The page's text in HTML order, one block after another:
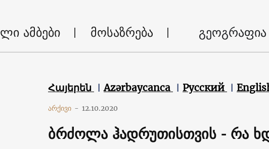
ამბები მოსაზრება გეოგრაფია
Հայերեն Azərbaycanca Русский
არქივი - 12.10.2020
ბრძოლა ჰადრუთისთვის - რა